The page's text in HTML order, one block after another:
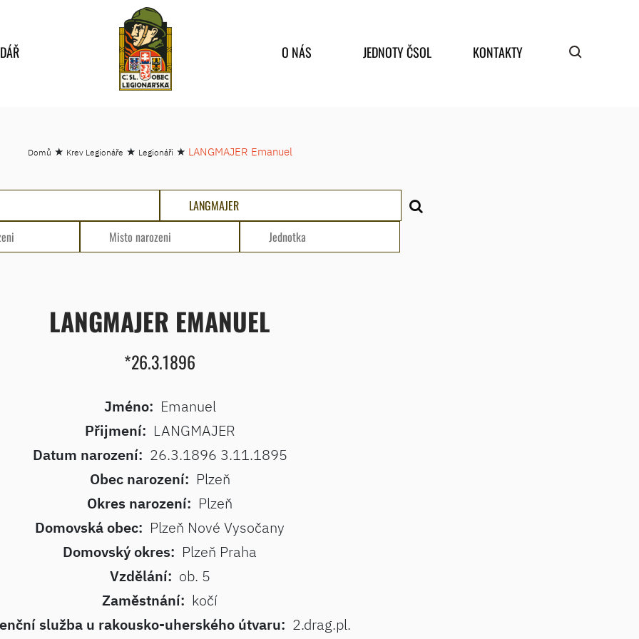
O NÁS JEDNOTY ČSOL KONTAKTY
Domů ★ Krev Legionáře ★ Legionáři ★ LANGMAJER Emanuel
LANGMAJER EMANUEL
*26.3.1896
Jméno: Emanuel
Přijmení: LANGMAJER
Datum narození: 26.3.1896 3.11.1895
Obec narození: Plzeň
Okres narození: Plzeň
Domovská obec: Plzeň Nové Vysočany
Domovský okres: Plzeň Praha
Vzdělání: ob. 5
Zaměstnání: kočí
služba u rakousko-uherského útvaru: 2.drag.pl.